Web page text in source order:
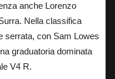
anche Lorenzo
Nella classifica
serrata, con Sam Lowes
graduatoria dominata
V4 R.